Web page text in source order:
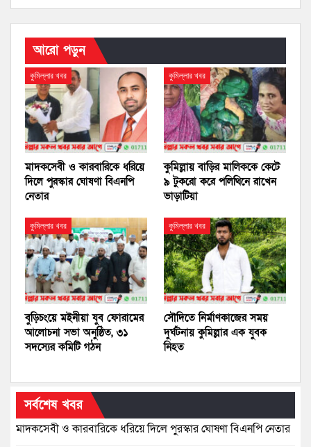
আরো পড়ুন
কুমিল্লার খবর
মাদকসেবী ও কারবারিকে ধরিয়ে
দিলে পুরস্কার ঘোষণা বিএনপি
নেতার
কুমিল্লার খবর
কুমিল্লায় বাড়ির মালিককে কেটে
৯ টুকরো করে পলিথিনে রাখেন
ভাড়াটিয়া
কুমিল্লার খবর
বুড়িচংয়ে মইনীয়া যুব ফোরামের
আলোচনা সভা অনুষ্ঠিত, ৩১
সদস্যের কমিটি গঠন
কুমিল্লার খবর
সৌদিতে নির্মাণকাজের সময়
দুর্ঘটনায় কুমিল্লার এক যুবক
নিহত
সর্বশেষ খবর
মাদকসেবী ও কারবারিকে ধরিয়ে দিলে পুরস্কার ঘোষণা বিএনপি নেতার